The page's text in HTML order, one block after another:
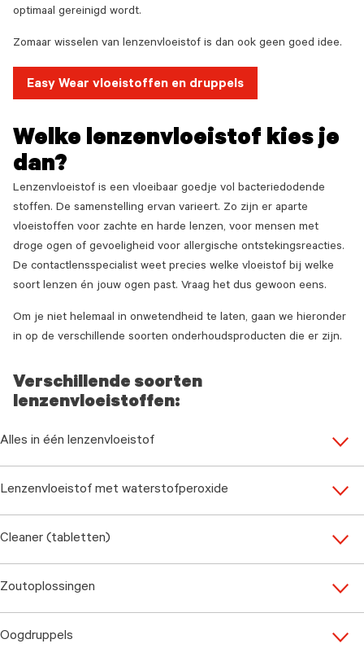
optimaal gereinigd wordt.
Zomaar wisselen van lenzenvloeistof is dan ook geen goed idee.
Easy Wear vloeistoffen en druppels
Welke lenzenvloeistof kies je
dan?
Lenzenvloeistof is een vloeibaar goedje vol bacteriedodende
stoffen. De samenstelling ervan varieert. Zo zijn er aparte
vloeistoffen voor zachte en harde lenzen, voor mensen met
droge ogen of gevoeligheid voor allergische ontstekingsreacties.
De contactlensspecialist weet precies welke vloeistof bij welke
soort lenzen én jouw ogen past. Vraag het dus gewoon eens.
Om je niet helemaal in onwetendheid te laten, gaan we hieronder
in op de verschillende soorten onderhoudsproducten die er zijn.
Verschillende soorten
lenzenvloeistoffen:
Alles in één lenzenvloeistof
Lenzenvloeistof met waterstofperoxide
Cleaner (tabletten)
Zoutoplossingen
Oogdruppels